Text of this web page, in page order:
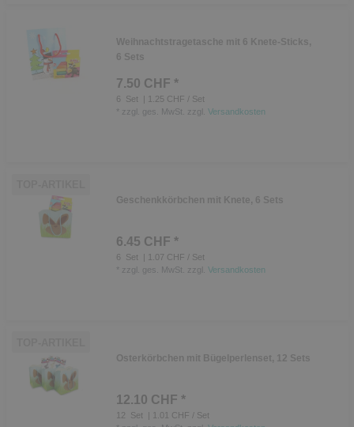
Weihnachtstragetasche mit 6 Knete-Sticks,
6 Sets
7.50 CHF *
6 Set
| 1.25 CHF / Set
zzgl. ges. MwSt. zzgl. Versandkosten
Geschenkkörbchen mit Knete, 6 Sets
6.45 CHF *
6 Set
| 1.07 CHF / Set
zzgl. ges. MwSt. zzgl. Versandkosten
Osterkörbchen mit Bügelperlenset, 12 Sets
12.10 CHF *
12 Set
| 1.01 CHF / Set